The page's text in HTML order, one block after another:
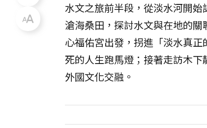
水文之旅前半段，從淡水河開
滄海桑田，探討水文與在地的
心福佑宮出發，拐進「淡水真
死的人生跑馬燈；接著走訪木
外國文化交融。